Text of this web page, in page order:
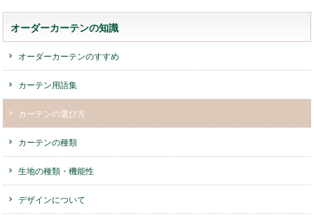
オーダーカーテンの知識
オーダーカーテンのすすめ
カーテン用語集
カーテンの選び方
カーテンの種類
生地の種類・機能性
デザインについて